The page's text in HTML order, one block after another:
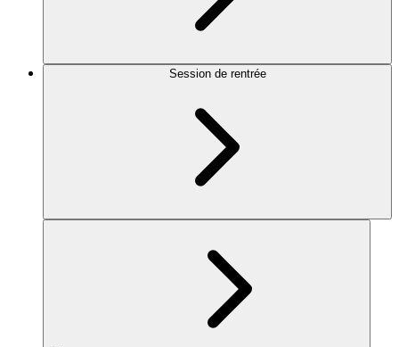
Session de rentrée